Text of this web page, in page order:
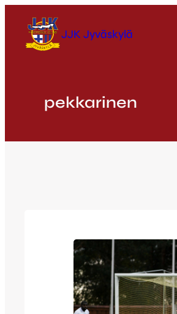
sisältöön
JJK Jyväskylä
pekkarinen